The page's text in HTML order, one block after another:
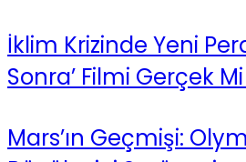
İklim Krizinde Yeni
Sonra’ Filmi Gerçek
Mars’ın Geçmişi: